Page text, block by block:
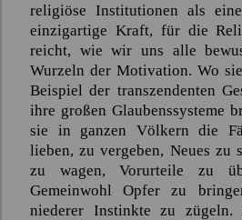
religiöse Institutionen als
einzigartige Kraft, für die
reicht, wie wir uns alle
Wurzeln der Motivation. Wo
Beispiel der transzendenten
ihre großen Glaubenssysteme
sie in ganzen Völkern die
lieben, zu vergeben, Neues zu
zu wagen, Vorurteile zu
Gemeinwohl Opfer zu
niederer Instinkte zu